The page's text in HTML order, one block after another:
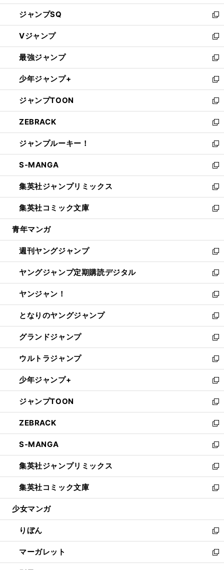
し
い
ウ
ィ
ン
ド
ウ
で
開
く
ジャンプSQ
新
し
い
ウ
ィ
ン
ド
ウ
で
開
く
Vジャンプ
新
し
い
ウ
ィ
ン
ド
ウ
で
開
く
最強ジャンプ
新
し
い
ウ
ィ
ン
ド
ウ
で
開
く
少年ジャンプ+
新
し
い
ウ
ィ
ン
ド
ウ
で
開
く
ジャンプTOON
新
し
い
ウ
ィ
ン
ド
ウ
で
開
く
ZEBRACK
新
し
い
ウ
ィ
ン
ド
ウ
で
開
ジャンプルーキー！
新
し
い
ウ
ィ
ン
ド
ウ
開
く
S-MANGA
新
し
い
ウ
ィ
ン
ウ
で
開
く
集英社ジャンプリミックス
新
し
い
ウ
ン
ド
ウ
で
開
く
集英社コミック文庫
新
し
ウ
ィ
ン
ド
ウ
で
開
く
青年マンガ
週刊ヤングジャンプ
新
し
い
ウ
ィ
ン
ド
ウ
で
開
く
ヤングジャンプ定期購読デジタル
新
し
い
ウ
ィ
ン
ド
ウ
で
開
く
ヤンジャン！
新
し
い
ウ
ィ
ン
ド
ウ
で
開
く
となりのヤングジャンプ
新
し
い
ウ
ィ
ン
ド
ウ
で
開
く
グランドジャンプ
新
し
い
ウ
ィ
ン
ド
ウ
で
開
く
ウルトラジャンプ
新
し
い
ウ
ィ
ン
ド
ウ
で
開
く
少年ジャンプ+
新
し
い
ウ
ィ
ン
ド
ウ
で
開
く
ジャンプTOON
新
し
い
ウ
ィ
ン
ド
ウ
で
開
ZEBRACK
新
し
い
ウ
ィ
ン
ド
ウ
開
く
S-MANGA
新
し
い
ウ
ィ
ン
ウ
で
開
く
集英社ジャンプリミックス
新
し
い
ウ
ン
ド
ウ
で
開
集英社コミック文庫
新
し
ウ
ィ
ン
ド
ウ
少女マンガ
りぼん
新
し
い
ウ
マーガレット
新
し